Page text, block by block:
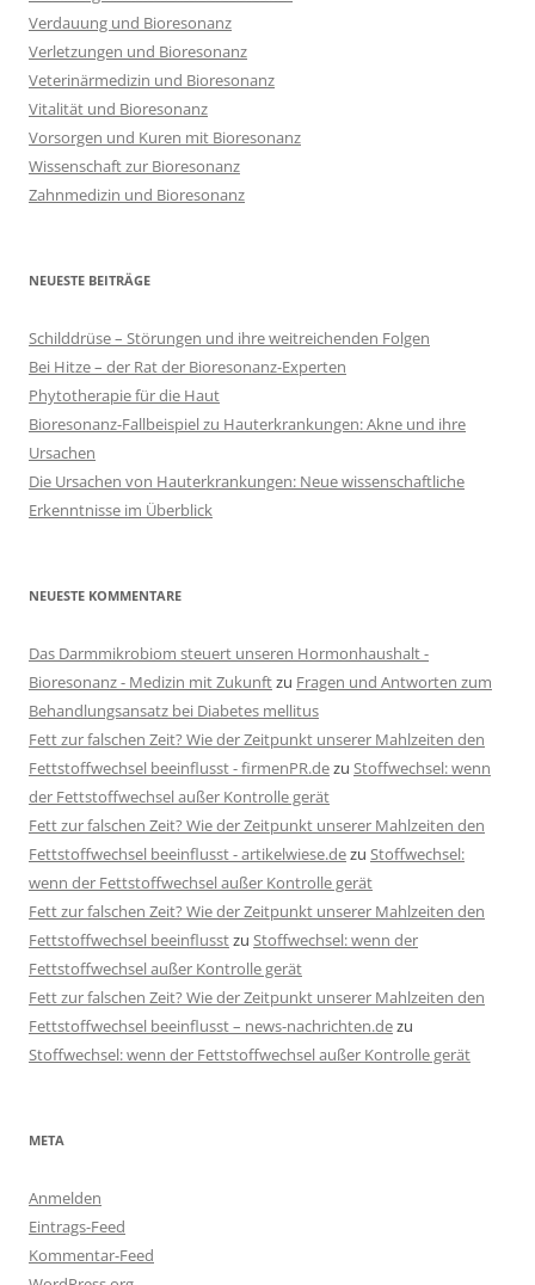
Verdauung und Bioresonanz
Verletzungen und Bioresonanz
Veterinärmedizin und Bioresonanz
Vitalität und Bioresonanz
Vorsorgen und Kuren mit Bioresonanz
Wissenschaft zur Bioresonanz
Zahnmedizin und Bioresonanz
NEUESTE BEITRÄGE
Schilddrüse – Störungen und ihre weitreichenden Folgen
Bei Hitze – der Rat der Bioresonanz-Experten
Phytotherapie für die Haut
Bioresonanz-Fallbeispiel zu Hauterkrankungen: Akne und ihre
Ursachen
Die Ursachen von Hauterkrankungen: Neue wissenschaftliche
Erkenntnisse im Überblick
NEUESTE KOMMENTARE
Das Darmmikrobiom steuert unseren Hormonhaushalt -
Bioresonanz - Medizin mit Zukunftzu Fragen und Antworten zum
Behandlungsansatz bei Diabetes mellitus
Fett zur falschen Zeit? Wie der Zeitpunkt unserer Mahlzeiten den
Fettstoffwechsel beeinflusst - firmenPR.dezu Stoffwechsel: wenn
der Fettstoffwechsel außer Kontrolle gerät
Fett zur falschen Zeit? Wie der Zeitpunkt unserer Mahlzeiten den
Fettstoffwechsel beeinflusst - artikelwiese.dezu Stoffwechsel:
wenn der Fettstoffwechsel außer Kontrolle gerät
Fett zur falschen Zeit? Wie der Zeitpunkt unserer Mahlzeiten den
Fettstoffwechsel beeinflusstzu Stoffwechsel: wenn der
Fettstoffwechsel außer Kontrolle gerät
Fett zur falschen Zeit? Wie der Zeitpunkt unserer Mahlzeiten den
Fettstoffwechsel beeinflusst – news-nachrichten.dezu
Stoffwechsel: wenn der Fettstoffwechsel außer Kontrolle gerät
META
Anmelden
Eintrags-Feed
Kommentar-Feed